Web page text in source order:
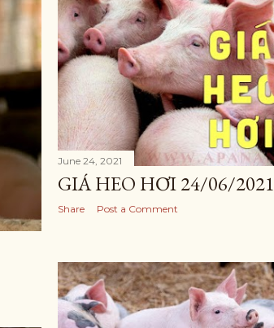
June 24, 2021
GIÁ HEO HƠI 24/06/2021
Share
Post a Comment